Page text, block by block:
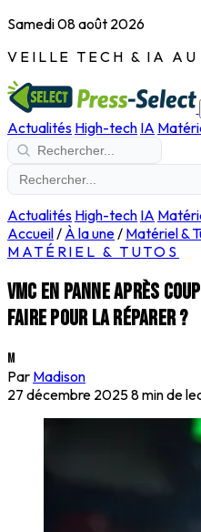
Samedi 08 août 2026
VEILLE TECH & IA
Actualités High-tech IA
Actualités High-tech IA
Accueil/ À la une/ Matériel &
MATÉRIEL & TUTOS
VMC en panne après
faire pour la réparer ?
M
Par Madison
27 décembre 20258 min de